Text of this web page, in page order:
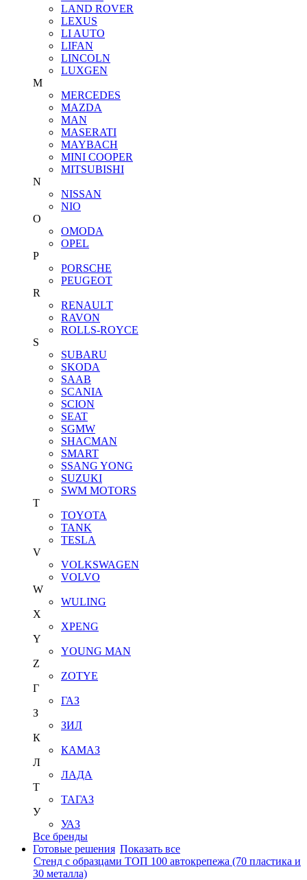
LAND ROVER
LEXUS
LI AUTO
LIFAN
LINCOLN
LUXGEN
M
MERCEDES
MAZDA
MAN
MASERATI
MAYBACH
MINI COOPER
MITSUBISHI
N
NISSAN
NIO
O
OMODA
OPEL
P
PORSCHE
PEUGEOT
R
RENAULT
RAVON
ROLLS-ROYCE
S
SUBARU
SKODA
SAAB
SCANIA
SCION
SEAT
SGMW
SHACMAN
SMART
SSANG YONG
SUZUKI
SWM MOTORS
T
TOYOTA
TANK
TESLA
V
VOLKSWAGEN
VOLVO
W
WULING
X
XPENG
Y
YOUNG MAN
Z
ZOTYE
Г
ГАЗ
З
ЗИЛ
К
КАМАЗ
Л
ЛАДА
Т
ТАГАЗ
У
УАЗ
Все бренды
Готовые решения Показать все
Стенд с образцами ТОП 100 автокрепежа (70 пластика и
30 металла)